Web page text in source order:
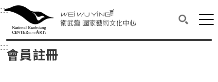
衛武營國家藝術文化中心
中央內容區塊，為本頁主要內容區。
:::選單連結區塊，此區塊列有本網站主要連結。
衛武營國家藝術文化中心
搜尋(開
網
::: 中央內容區塊，為本頁主要內容區。
會員註冊